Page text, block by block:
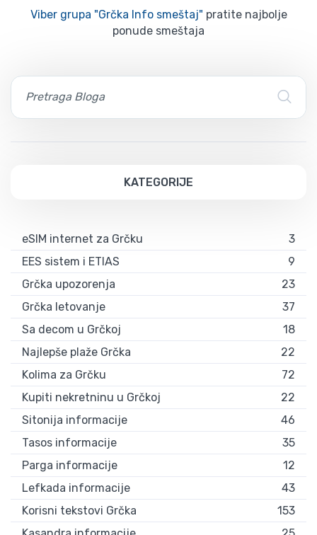
Viber grupa "Grčka Info smeštaj" pratite najbolje
ponude smeštaja
KATEGORIJE
eSIM internet za Grčku
3
EES sistem i ETIAS
9
Grčka upozorenja
23
Grčka letovanje
37
Sa decom u Grčkoj
18
Najlepše plaže Grčka
22
Kolima za Grčku
72
Kupiti nekretninu u Grčkoj
22
Sitonija informacije
46
Tasos informacije
35
Parga informacije
12
Lefkada informacije
43
Korisni tekstovi Grčka
153